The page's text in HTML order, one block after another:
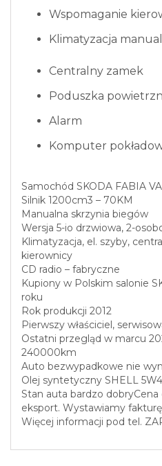
Wspomaganie
Klimatyzacja
Centralny zamek
Poduszka
Alarm
Komputer
Samochód SKODA FABIA
Silnik 1200cm3 – 70KM
Manualna skrzynia biegów
Wersja 5-io drzwiowa, 2-
Klimatyzacja, el. szyby,
kierownicy
CD radio – fabryczne
Kupiony w Polskim salonie
roku
Rok produkcji 2012
Pierwszy właściciel,
Ostatni przegląd w marcu
240000km
Auto bezwypadkowe nie
Olej syntetyczny SHELL
Stan auta bardzo
eksport. Wystawiamy fakturę
Więcej informacji pod tel.